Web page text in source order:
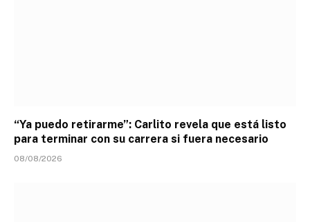
“Ya puedo retirarme”: Carlito revela que está listo
para terminar con su carrera si fuera necesario
08/08/2026